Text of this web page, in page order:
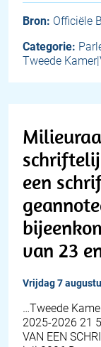
Bron: Officiële
Categorie:
Tweede
een
van 23
vrijdag 7
…Tweede
2025-2026 21
VAN EEN